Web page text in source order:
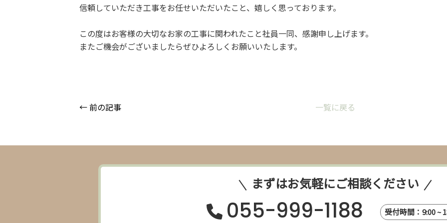
信頼していただき工事をお任せいただいたこと、嬉しく思っております。
この度はお客様の大切なお家の工事に関われたこと社員一同、感謝申し上げます。
またご機会がございましたらぜひよろしくお願いいたします。
← 前の記事 一覧に戻る
まずはお気軽にご相談ください
055-999-1188 受付時間：9:00 ~